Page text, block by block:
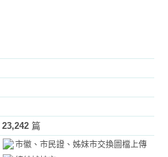
23,242 篇
市徽、市民證、姊妹市交換圖檔上傳